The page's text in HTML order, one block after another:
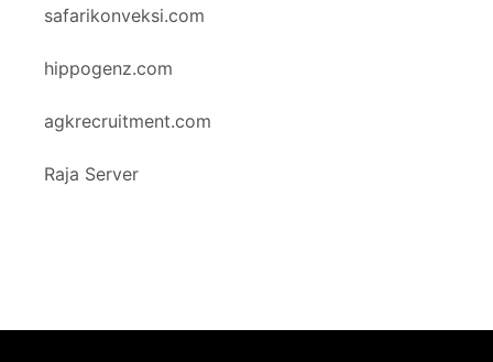
safarikonveksi.com
hippogenz.com
agkrecruitment.com
Raja Server